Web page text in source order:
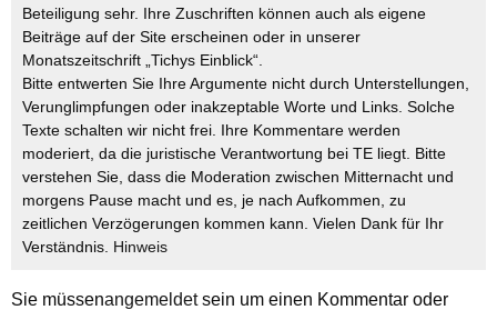
Beteiligung sehr. Ihre Zuschriften können auch als eigene
Beiträge auf der Site erscheinen oder in unserer
Monatszeitschrift „Tichys Einblick“.
Bitte entwerten Sie Ihre Argumente nicht durch Unterstellungen,
Verunglimpfungen oder inakzeptable Worte und Links. Solche
Texte schalten wir nicht frei. Ihre Kommentare werden
moderiert, da die juristische Verantwortung bei TE liegt. Bitte
verstehen Sie, dass die Moderation zwischen Mitternacht und
morgens Pause macht und es, je nach Aufkommen, zu
zeitlichen Verzögerungen kommen kann. Vielen Dank für Ihr
Verständnis. Hinweis
Sie müssenangemeldetsein um einen Kommentar oder